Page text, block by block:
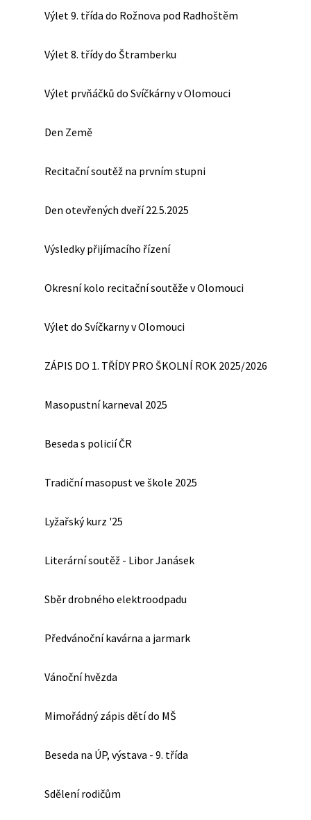
Výlet 9. třída do Rožnova pod Radhoštěm
Výlet 8. třídy do Štramberku
Výlet prvňáčků do Svíčkárny v Olomouci
Den Země
Recitační soutěž na prvním stupni
Den otevřených dveří 22.5.2025
Výsledky přijímacího řízení
Okresní kolo recitační soutěže v Olomouci
Výlet do Svíčkarny v Olomouci
ZÁPIS DO 1. TŘÍDY PRO ŠKOLNÍ ROK 2025/2026
Masopustní karneval 2025
Beseda s policií ČR
Tradiční masopust ve škole 2025
Lyžařský kurz '25
Literární soutěž - Libor Janásek
Sběr drobného elektroodpadu
Předvánoční kavárna a jarmark
Vánoční hvězda
Mimořádný zápis dětí do MŠ
Beseda na ÚP, výstava - 9. třída
Sdělení rodičům